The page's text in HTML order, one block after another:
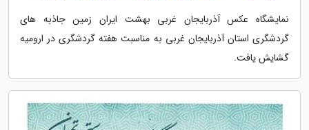
نمایشگاه عکس آذربایجان غربی بهشت ایران زمین جاذبه های
گردشگری استان آذربایجان غربی به مناسبت هفته گردشگری در ارومیه
گشایش یافت.